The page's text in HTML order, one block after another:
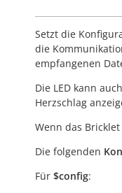
Setzt die
die
empfangenen
Die LED kann
Herzschlag
Wenn das
Die folgenden
Für $config: